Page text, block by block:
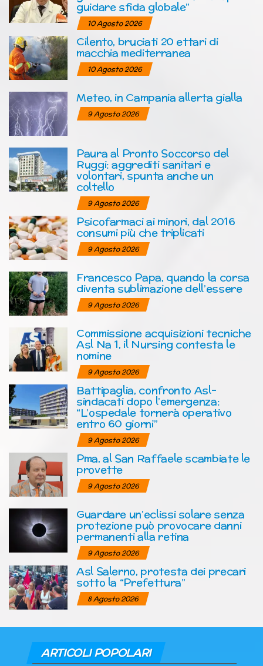
guidare sfida globale”
10 Agosto 2026
Cilento, bruciati 20 ettari di
macchia mediterranea
10 Agosto 2026
Meteo, in Campania allerta gialla
9 Agosto 2026
Paura al Pronto Soccorso del
Ruggi: aggrediti sanitari e
volontari, spunta anche un
coltello
9 Agosto 2026
Psicofarmaci ai minori, dal 2016
consumi più che triplicati
9 Agosto 2026
Francesco Papa, quando la corsa
diventa sublimazione dell’essere
9 Agosto 2026
Commissione acquisizioni tecniche
Asl Na 1, il Nursing contesta le
nomine
9 Agosto 2026
Battipaglia, confronto Asl-
sindacati dopo l’emergenza:
“L’ospedale tornerà operativo
entro 60 giorni”
9 Agosto 2026
Pma, al San Raffaele scambiate le
provette
9 Agosto 2026
Guardare un’eclissi solare senza
protezione può provocare danni
permanenti alla retina
9 Agosto 2026
Asl Salerno, protesta dei precari
sotto la “Prefettura”
8 Agosto 2026
ARTICOLI POPOLARI